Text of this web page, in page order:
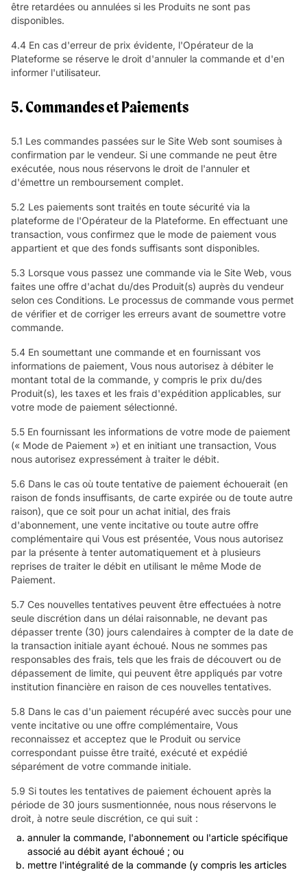
être retardées ou annulées si les Produits ne sont pas
disponibles.
4.4 En cas d'erreur de prix évidente, l'Opérateur de la
Plateforme se réserve le droit d'annuler la commande et d'en
informer l'utilisateur.
5. Commandes et Paiements
5.1 Les commandes passées sur le Site Web sont soumises à
confirmation par le vendeur. Si une commande ne peut être
exécutée, nous nous réservons le droit de l'annuler et
d'émettre un remboursement complet.
5.2 Les paiements sont traités en toute sécurité via la
plateforme de l'Opérateur de la Plateforme. En effectuant une
transaction, vous confirmez que le mode de paiement vous
appartient et que des fonds suffisants sont disponibles.
5.3 Lorsque vous passez une commande via le Site Web, vous
faites une offre d'achat du/des Produit(s) auprès du vendeur
selon ces Conditions. Le processus de commande vous permet
de vérifier et de corriger les erreurs avant de soumettre votre
commande.
5.4 En soumettant une commande et en fournissant vos
informations de paiement, Vous nous autorisez à débiter le
montant total de la commande, y compris le prix du/des
Produit(s), les taxes et les frais d'expédition applicables, sur
votre mode de paiement sélectionné.
5.5 En fournissant les informations de votre mode de paiement
(« Mode de Paiement ») et en initiant une transaction, Vous
nous autorisez expressément à traiter le débit.
5.6 Dans le cas où toute tentative de paiement échouerait (en
raison de fonds insuffisants, de carte expirée ou de toute autre
raison), que ce soit pour un achat initial, des frais
d'abonnement, une vente incitative ou toute autre offre
complémentaire qui Vous est présentée, Vous nous autorisez
par la présente à tenter automatiquement et à plusieurs
reprises de traiter le débit en utilisant le même Mode de
Paiement.
5.7 Ces nouvelles tentatives peuvent être effectuées à notre
seule discrétion dans un délai raisonnable, ne devant pas
dépasser trente (30) jours calendaires à compter de la date de
la transaction initiale ayant échoué. Nous ne sommes pas
responsables des frais, tels que les frais de découvert ou de
dépassement de limite, qui peuvent être appliqués par votre
institution financière en raison de ces nouvelles tentatives.
5.8 Dans le cas d'un paiement récupéré avec succès pour une
vente incitative ou une offre complémentaire, Vous
reconnaissez et acceptez que le Produit ou service
correspondant puisse être traité, exécuté et expédié
séparément de votre commande initiale.
5.9 Si toutes les tentatives de paiement échouent après la
période de 30 jours susmentionnée, nous nous réservons le
droit, à notre seule discrétion, ce qui suit :
annuler la commande, l'abonnement ou l'article spécifique
associé au débit ayant échoué ; ou
mettre l'intégralité de la commande (y compris les articles